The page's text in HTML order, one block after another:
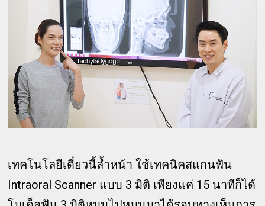
เทคโนโลยีเดี๋ยวนี้ล้ำหน้า ใช้เทคนิคสแกนฟัน
Intraoral Scanner แบบ 3 มิติ เพียงแค่ 15 นาทีก็ได้